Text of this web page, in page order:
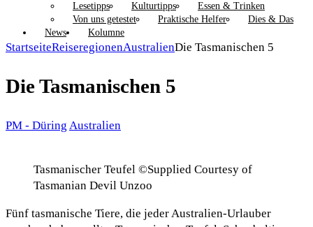
Lesetipps
Kulturtipps
Essen & Trinken
Von uns getestet
Praktische Helfer
Dies & Das
News
Kolumne
StartseiteReiseregionenAustralienDie Tasmanischen 5
Die Tasmanischen 5
PM - Düring Australien
Tasmanischer Teufel ©Supplied Courtesy of
Tasmanian Devil Unzoo
Fünf tasmanische Tiere, die jeder Australien-Urlauber